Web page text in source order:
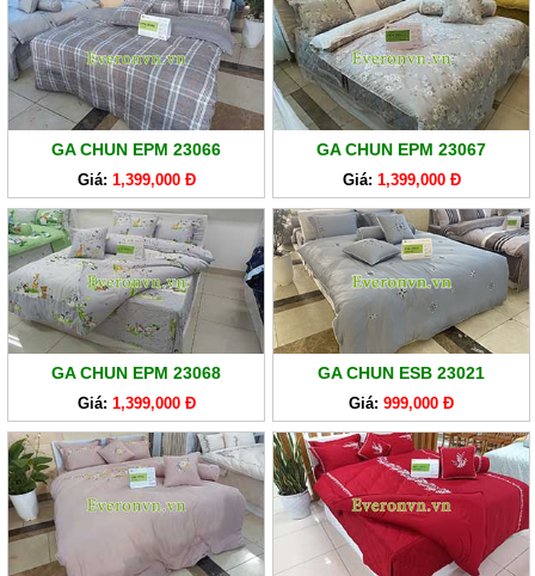
GA CHUN EPM 23066
Giá: 1,399,000 Đ
GA CHUN EPM 23067
Giá: 1,399,000 Đ
GA CHUN EPM 23068
Giá: 1,399,000 Đ
GA CHUN ESB 23021
Giá: 999,000 Đ